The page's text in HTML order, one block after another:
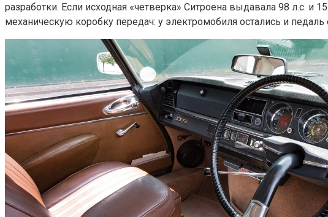
разработки. Если исходная «четверка» Ситроена выдавала 98 л.с.
механическую коробку передач: у электромобиля остались и